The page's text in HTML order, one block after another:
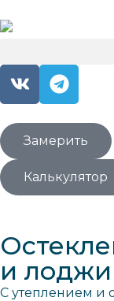
Замерить
Калькулятор
и
С утеплением и